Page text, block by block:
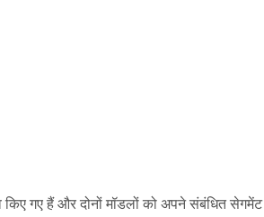
किए गए हैं और दोनों मॉडलों को अपने संबंधित सेगमेंट